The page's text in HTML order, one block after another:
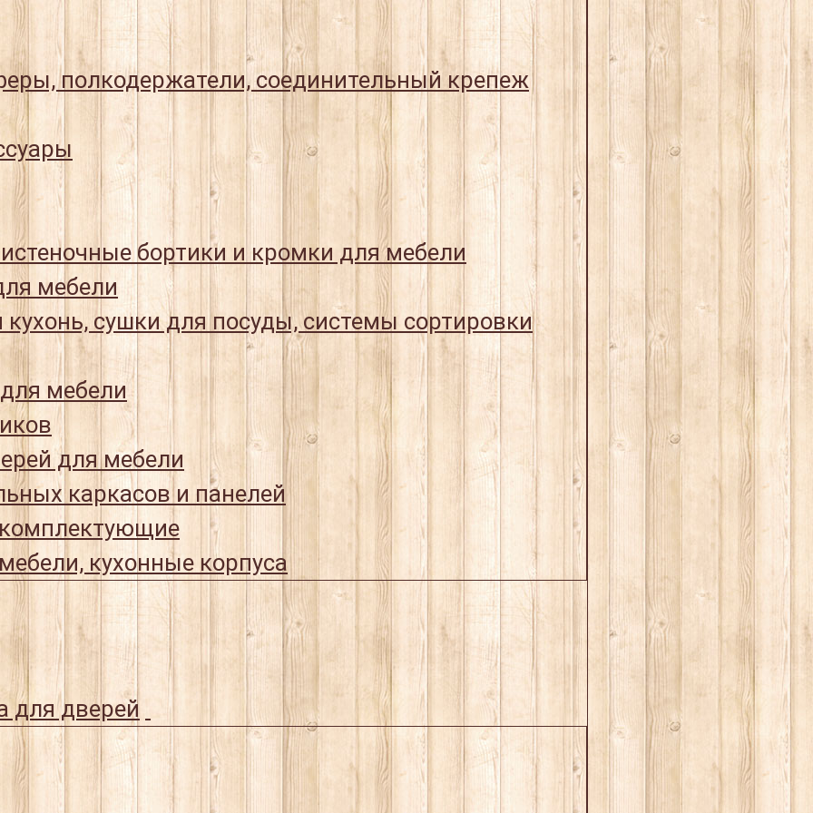
полкодержатели, соединительный крепеж
бортики и кромки для мебели
мебели
сушки для посуды, системы сортировки
мебели
для мебели
каркасов и панелей
кухонные корпуса
для дверей